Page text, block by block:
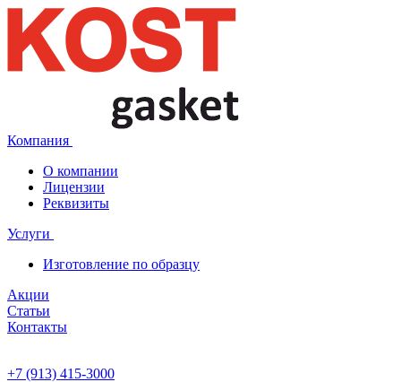
Компания
О компании
Лицензии
Реквизиты
Услуги
Изготовление по образцу
Акции
Статьи
Контакты
+7 (913) 415-3000